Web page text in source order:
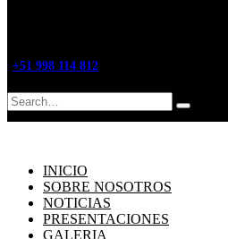
+51 998 114 812
INICIO
SOBRE NOSOTROS
NOTICIAS
PRESENTACIONES
GALERIA